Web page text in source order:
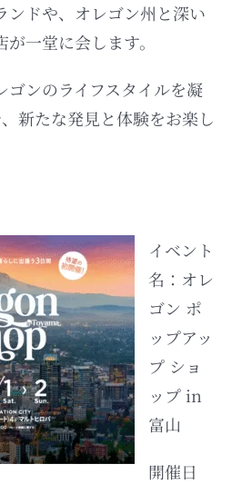
ンドや、オレゴン州と深い
一堂に会します。
ゴンのライフスタイルを凝
新たな発見と体験をお楽し
イベント
名：オレ
ゴン ポ
ップアッ
プ ショ
ップ in
富山
開催日